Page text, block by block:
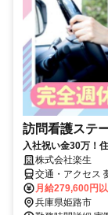
訪問看護ステ
入社祝い金30万！
株式会社楽生
交通・アクセス
駅～も通勤圏内
月給279,600円
兵庫県姫路市